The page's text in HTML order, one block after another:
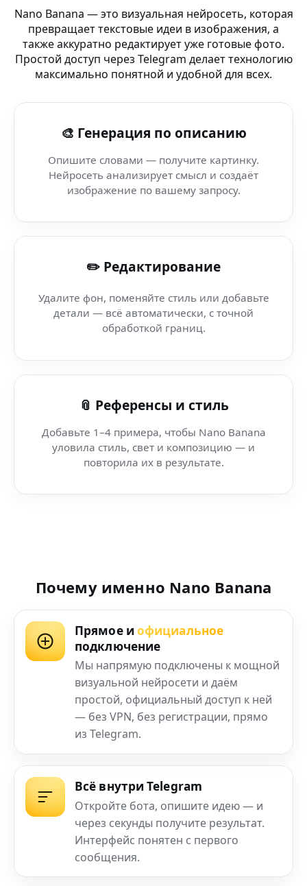
AI Art Lab — Artsmart AI — мгновенно и бесплатно
AI Cartoonizer (Xbox) — безлимитная генерация в в
AI футуристический стиль (бот WhatsApp) — создай
AI illustration — DeviantArt — генерация артов и фото
AI реализм (Telegram-группа) — умная нейросеть для
AI реализм — Facebook — Nano Banana AI: визуалы
AI реализм (VR-гарнитура) — искусственный
Nano Banana — это визуальная нейросеть, которая
превращает текстовые идеи в изображения, а
также аккуратно редактирует уже готовые фото.
Простой доступ через Telegram делает технологию
максимально понятной и удобной для всех.
🎨 Генерация по описанию
Опишите словами — получите картинку.
Нейросеть анализирует смысл и создаёт
изображение по вашему запросу.
✏️ Редактирование
Удалите фон, поменяйте стиль или добавьте
детали — всё автоматически, с точной
обработкой границ.
📎 Референсы и стиль
Добавьте 1–4 примера, чтобы Nano Banana
уловила стиль, свет и композицию — и
повторила их в результате.
Почему именно Nano Banana
Прямое и официальное
подключение
Мы напрямую подключены к мощной
визуальной нейросети и даём
простой, официальный доступ к ней
— без VPN, без регистрации, прямо
из Telegram.
Всё внутри Telegram
Откройте бота, опишите идею — и
через секунды получите результат.
Интерфейс понятен с первого
сообщения.